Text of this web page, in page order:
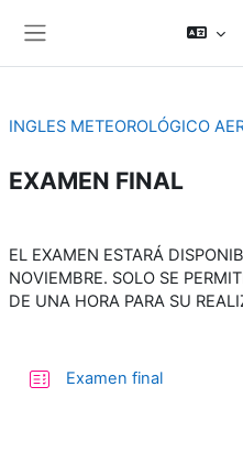
INGLES METEOROLÓGICO
EXAMEN FINAL
EL EXAMEN ESTARÁ
NOVIEMBRE. SOLO SE
DE UNA HORA PARA SU
Examen final测验